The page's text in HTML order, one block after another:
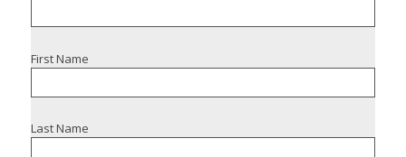
First Name
Last Name